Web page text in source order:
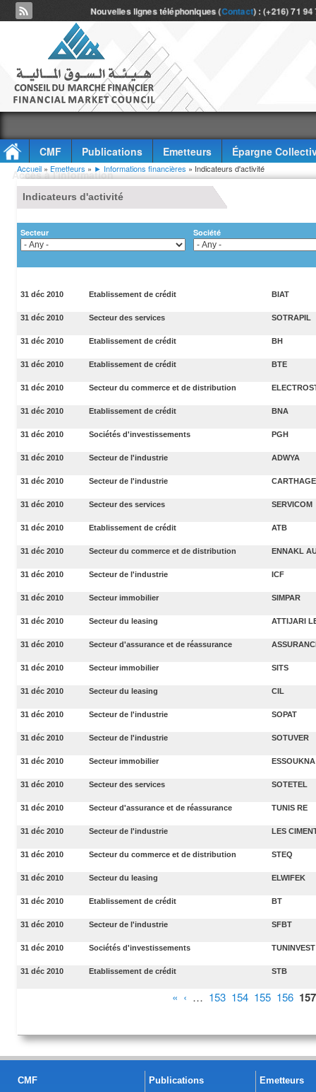
Nouvelles lignes téléphoniques (Contact) : (+216) 71
CMF Publications Emetteurs
Épargne
Accès à l'information
Vous êtes ici
Accueil » Emetteurs » ► Informations financières » Indicateurs d'activité
Indicateurs d'activité
Secteur Société
31 déc 2010 Etablissement de crédit BIAT
31 déc 2010 Secteur des services SOTRAPIL
31 déc 2010 Etablissement de crédit BH
31 déc 2010 Etablissement de crédit BTE
31 déc 2010 Secteur du commerce et de distribution
31 déc 2010 Etablissement de crédit BNA
31 déc 2010 Sociétés d'investissements PGH
31 déc 2010 Secteur de l'industrie ADWYA
31 déc 2010 Secteur de l'industrie
31 déc 2010 Secteur des services SERVICOM
31 déc 2010 Etablissement de crédit ATB
31 déc 2010 Secteur du commerce et de distribution ENNAKL
31 déc 2010 Secteur de l'industrie ICF
31 déc 2010 Secteur immobilier SIMPAR
31 déc 2010 Secteur du leasing ATTIJARI
31 déc 2010 Secteur d'assurance et de réassurance
31 déc 2010 Secteur immobilier SITS
31 déc 2010 Secteur du leasing CIL
31 déc 2010 Secteur de l'industrie SOPAT
31 déc 2010 Secteur de l'industrie SOTUVER
31 déc 2010 Secteur immobilier ESSOUKNA
31 déc 2010 Secteur des services SOTETEL
31 déc 2010 Secteur d'assurance et de réassurance TUNIS RE
31 déc 2010 Secteur de l'industrie LES
31 déc 2010 Secteur du commerce et de distribution STEQ
31 déc 2010 Secteur du leasing ELWIFEK
31 déc 2010 Etablissement de crédit BT
31 déc 2010 Secteur de l'industrie SFBT
31 déc 2010 Sociétés d'investissements TUNINVEST
31 déc 2010 Etablissement de crédit STB
« ‹ … 153 154 155 156 157
CMF Publications Emetteurs